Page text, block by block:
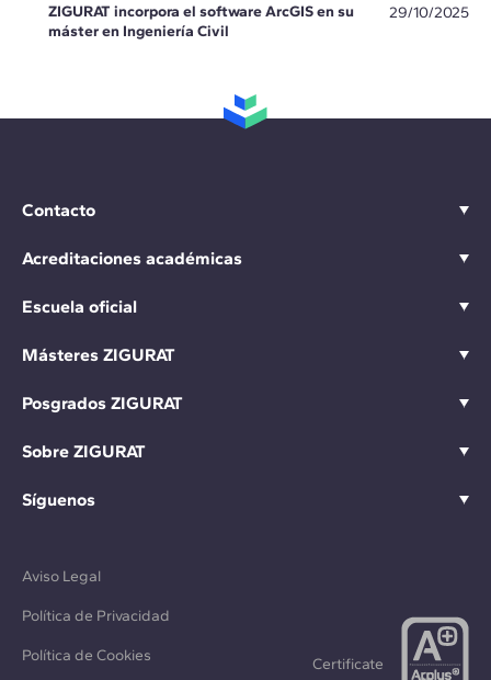
ZIGURAT incorpora el software ArcGIS en su
máster en Ingeniería Civil
29/10/2025
Contacto
Acreditaciones académicas
Escuela oficial
Másteres ZIGURAT
Posgrados ZIGURAT
Sobre ZIGURAT
Síguenos
Aviso Legal
Política de Privacidad
Política de Cookies
Certificate